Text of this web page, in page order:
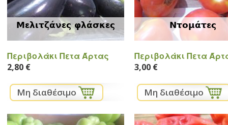
Μελιτζάνες φλάσκες
Περιβολάκι Πετα Άρτας
2,80 €
Ντομάτες
Περιβολάκι Πετα
3,00 €